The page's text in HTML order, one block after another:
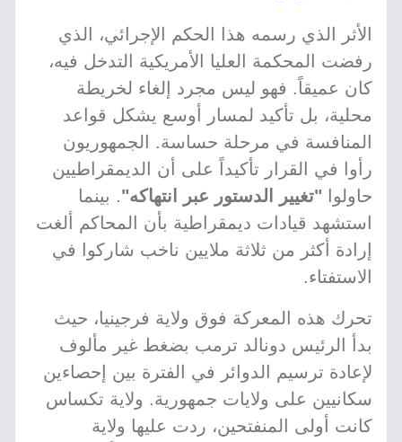
الأثر الذي رسمه هذا الحكم الإجرائي، الذي
رفضت المحكمة العليا الأمريكية التدخل فيه،
كان عميقاً. فهو ليس مجرد إلغاء لخريطة
محلية، بل تأكيد لمسار أوسع يشكل قواعد
المنافسة في مرحلة حساسة. الجمهوريون
رأوا في القرار تأكيداً على أن الديمقراطيين
حاولوا "تغيير الدستور عبر انتهاكه". بينما
استشهد قيادات ديمقراطية بأن المحاكم ألغت
إرادة أكثر من ثلاثة ملايين ناخب شاركوا في
الاستفتاء.
تحرك هذه المعركة فوق ولاية فرجينيا، حيث
بدأ الرئيس دونالد ترمب بضغط غير مألوف
لإعادة ترسيم الدوائر في الفترة بين إحصاءين
سكانيين على ولايات جمهورية. ولاية تكساس
كانت أولى المنفتحين، ردت عليها ولاية